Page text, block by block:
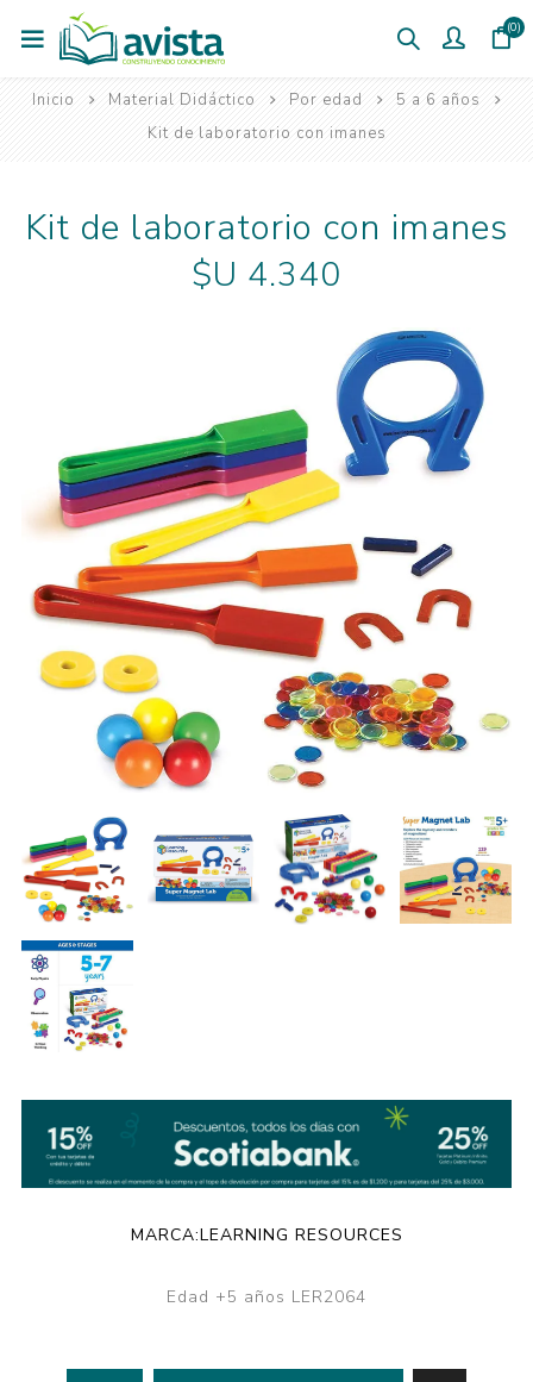
(0)
Inicio Material Didáctico Por edad
5 a 6 años
Kit de laboratorio con imanes
Kit de laboratorio con imanes
$U 4.340
MARCA:LEARNING RESOURCES
Edad +5 años LER2064